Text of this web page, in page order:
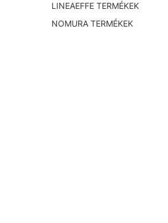
LINEAEFFE TERMÉKEK
NOMURA TERMÉKEK